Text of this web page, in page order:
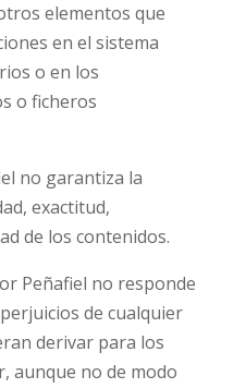
elementos que
en el sistema
o en los
o ficheros
no garantiza la
exactitud,
de los contenidos.
Peñafiel no responde
de cualquier
derivar para los
aunque no de modo